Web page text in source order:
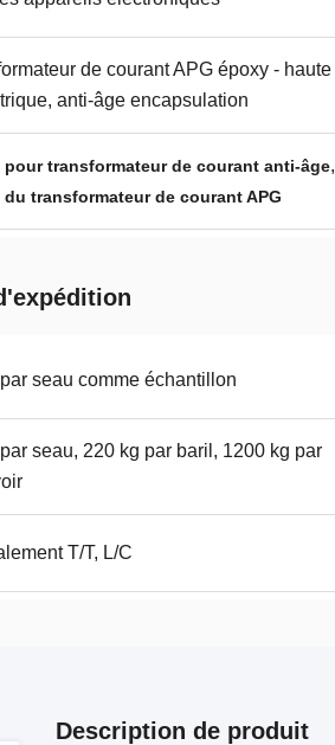
de courant APG époxy - haute
anti-âge encapsulation
pour transformateur de courant anti-âge,
du transformateur de courant APG
seau comme échantillon
seau, 220 kg par baril, 1200 kg par
T/T, L/C
Description de produit